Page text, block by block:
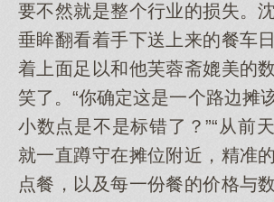
要不然就是整个行业的损失。
垂眸翻看着手下送上来的餐车
着上面足以和他芙蓉斋媲美的
笑了。“你确定这是一个路边摊
小数点是不是标错了？”“从前
就一直蹲守在摊位附近，精准
点餐，以及每一份餐的价格与